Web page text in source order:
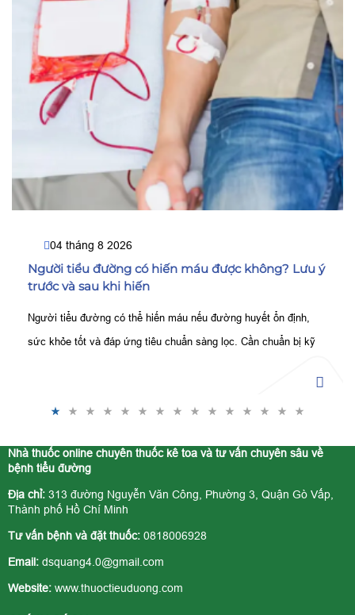
04 tháng 8 2026
Người tiểu đường có hiến máu được không? Lưu ý
trước và sau khi hiến
Người tiểu đường có thể hiến máu nếu đường huyết ổn định,
sức khỏe tốt và đáp ứng tiêu chuẩn sàng lọc. Cần chuẩn bị kỹ
Nhà thuốc online chuyên thuốc kê toa và tư vấn chuyên sâu về
bệnh tiểu đường
Địa chỉ: 313 đường Nguyễn Văn Công, Phường 3, Quận Gò Vấp,
Thành phố Hồ Chí Minh
Tư vấn bệnh và đặt thuốc: 0818006928
Email: dsquang4.0@gmail.com
Website: www.thuoctieuduong.com